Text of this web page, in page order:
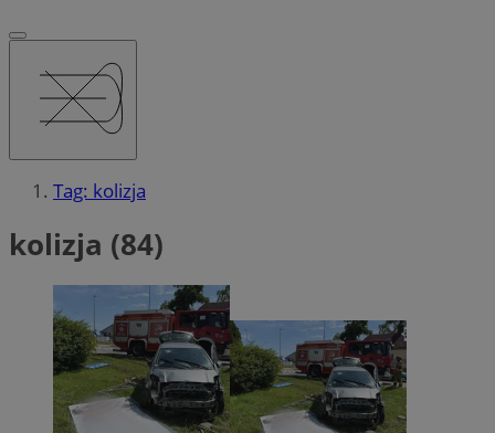
Tag: kolizja
kolizja (84)